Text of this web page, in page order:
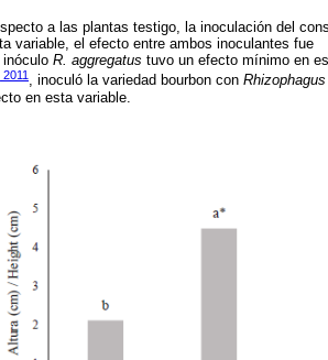
a las plantas testigo, la inoculación del
variable, el efecto entre ambos inoculantes fue
R. aggregatus tuvo un efecto mínimo en
2011 , inoculó la variedad bourbon con Rhizophagus
en esta variable.